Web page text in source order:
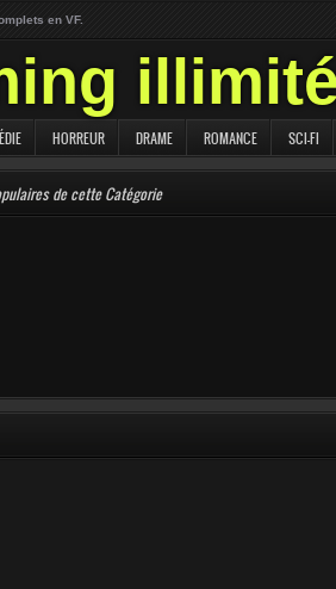
en VF.
HORREUR DRAME ROMANCE SCI-FI
de cette Catégorie